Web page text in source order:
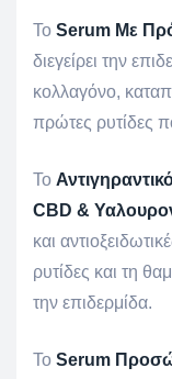
Το Serum Με
διεγείρει την
κολλαγόνο,
πρώτες ρυτίδες
Το
CBD &
και
ρυτίδες και τη
την επιδερμίδα.
Το Serum